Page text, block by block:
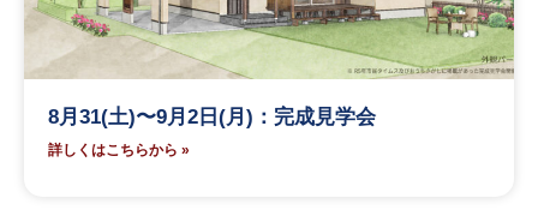
8月31(土)〜9月2日(月)：完成見学会
詳しくはこちらから »